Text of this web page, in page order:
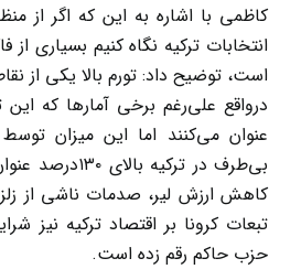
کاظمی با اشاره به این که اگر از
انتخابات ترکیه نگاه کنیم بسیاری از
است، توضیح داد: تورم بالا یکی از
عنوان می‌کنند اما این میزان
بی‌طرف در ترکیه
کاهش ارزش لیر، صدمات ناشی از
تبعات کرونا بر اقتصاد ترکیه نیز
حزب حاکم رقم زده است.